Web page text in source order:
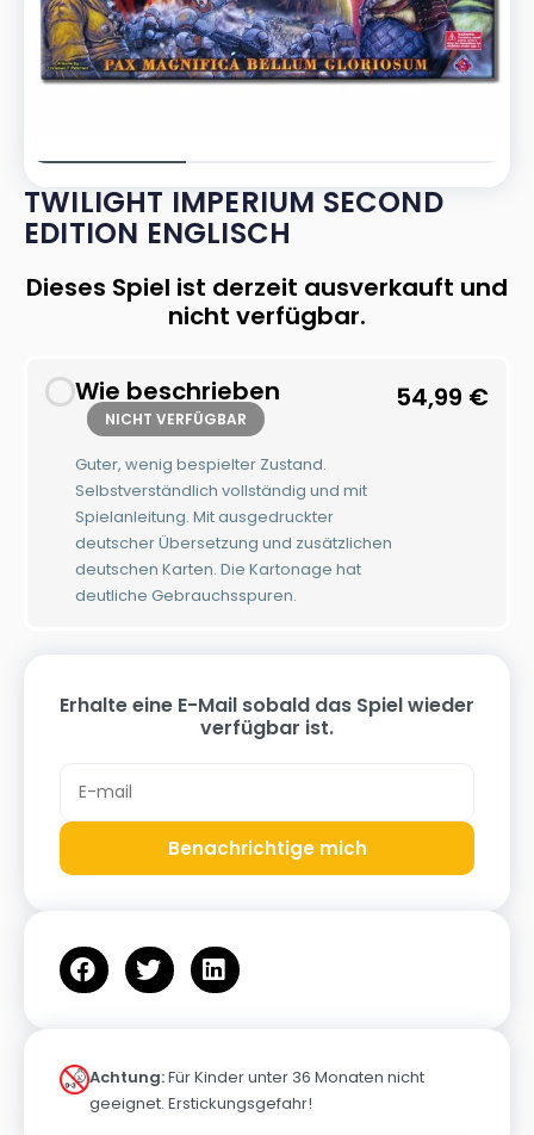
TWILIGHT IMPERIUM SECOND
EDITION ENGLISCH
Dieses Spiel ist derzeit ausverkauft und
nicht verfügbar.
Wie beschrieben
NICHT VERFÜGBAR
Guter, wenig bespielter Zustand.
Selbstverständlich vollständig und mit
Spielanleitung. Mit ausgedruckter
deutscher Übersetzung und zusätzlichen
deutschen Karten. Die Kartonage hat
deutliche Gebrauchsspuren.
54,99 €
Erhalte eine E-Mail sobald das Spiel wieder
verfügbar ist.
Benachrichtige mich
Achtung:Für Kinder unter 36 Monaten nicht
geeignet. Erstickungsgefahr!